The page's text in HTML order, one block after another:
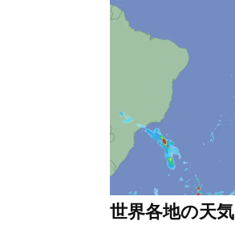
世界各地の天気